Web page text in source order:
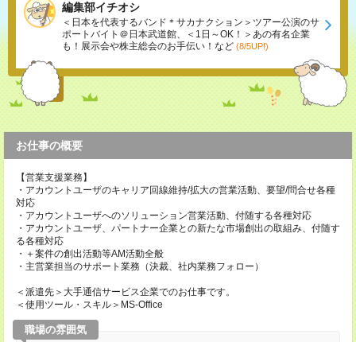
編集部イチオシ
＜日本を代表するバンド＊サカナクション＞ツアー公演のサ
ポートバイト＠日本武道館、＜1日～OK！＞あの有名企業
も！展示会や株主総会のお手伝い！など (8/5UP!)
お仕事の概要
【営業支援業務】
・アカウントユーザのキャリア回線維持/拡大の営業活動、要望/問合せ各種
対応
・アカウントユーザへのソリューション営業活動、付随する各種対応
・アカウントユーザ、パートナー企業との新たな市場創出の取組み、付随す
る各種対応
・＋案件の創出活動等AM活動全般
・主営業担当のサポート業務（決裁、社内業務フォロー）
＜派遣先＞大手通信サービス企業でのお仕事です。
＜使用ツール・スキル＞MS-Office
職場の雰囲気